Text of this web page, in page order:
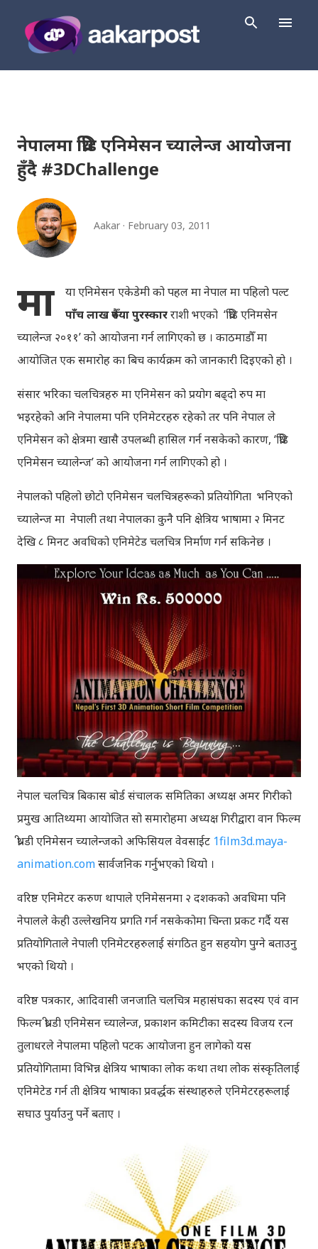
नेपालमा थ्रिडि एनिमेसन च्यालेन्ज आयोजना
हुँदै #3DChallenge
Aakar February 03, 2011
मा
या एनिमेसन एकेडेमी को पहल मा नेपाल मा पहिलो पल्ट
पाँच लाख रुपैँया पुरस्कारराशी भएको ‘थ्रिडि एनिमसेन
च्यालेन्ज २०११’ को आयोजना गर्न लागिएको छ । काठमाडौँ मा
आयोजित एक समारोह का बिच कार्यक्रम को जानकारी दिइएको हो ।
संसार भरिका चलचित्रहरु मा एनिमेसन को प्रयोग बढ्दो रुप मा
भइरहेको अनि नेपालमा पनि एनिमेटरहरु रहेको तर पनि नेपाल ले
एनिमेसन को क्षेत्रमा खासै उपलब्धी हासिल गर्न नसकेको कारण, ‘थ्रिडि
एनिमेसन च्यालेन्ज’ को आयोजना गर्न लागिएको हो ।
नेपालको पहिलो छोटो एनिमेसन चलचित्रहरूको प्रतियोगिता भनिएको
च्यालेन्ज मा नेपाली तथा नेपालका कुनै पनि क्षेत्रिय भाषामा २ मिनट
देखि ८ मिनट अवधिको एनिमेटेड चलचित्र निर्माण गर्न सकिनेछ ।
नेपाल चलचित्र बिकास बोर्ड संचालक समितिका अध्यक्ष अमर गिरीको
प्रमुख आतिथ्यमा आयोजित सो समारोहमा अध्यक्ष गिरीद्वारा वान फिल्म
थ्री-डी एनिमेसन च्यालेन्जको अफिसियल वेवसाईट 1film3d.maya-
animation.comसार्वजनिक गर्नुभएको थियो ।
वरिष्ठ एनिमेटर करुण थापाले एनिमेसनमा २ दशकको अवधिमा पनि
नेपालले केही उल्लेखनिय प्रगति गर्न नसकेकोमा चिन्ता प्रकट गर्दै यस
प्रतियोगिताले नेपाली एनिमेटरहरुलाई संगठित हुन सहयोग पुग्ने बताउनु
भएको थियो ।
वरिष्ठ पत्रकार, आदिवासी जनजाति चलचित्र महासंघका सदस्य एवं वान
फिल्म थ्री-डी एनिमेसन च्यालेन्ज, प्रकाशन कमिटीका सदस्य विजय रत्न
तुलाधरले नेपालमा पहिलो पटक आयोजना हुन लागेको यस
प्रतियोगितामा विभिन्न क्षेत्रिय भाषाका लोक कथा तथा लोक संस्कृतिलाई
एनिमेटेड गर्न ती क्षेत्रिय भाषाका प्रवर्द्धक संस्थाहरुले एनिमेटरहरूलाई
सघाउ पुर्याउनु पर्ने बताए ।